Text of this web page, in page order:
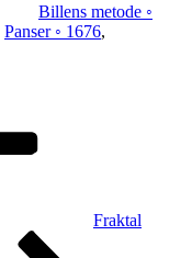
Billens metode ◦
Panser ◦ 1676,
Fraktal